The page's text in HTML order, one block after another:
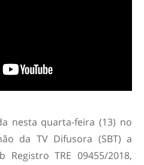
nesta quarta-feira (13) no
da TV Difusora (SBT) a
TRE 09455/2018,